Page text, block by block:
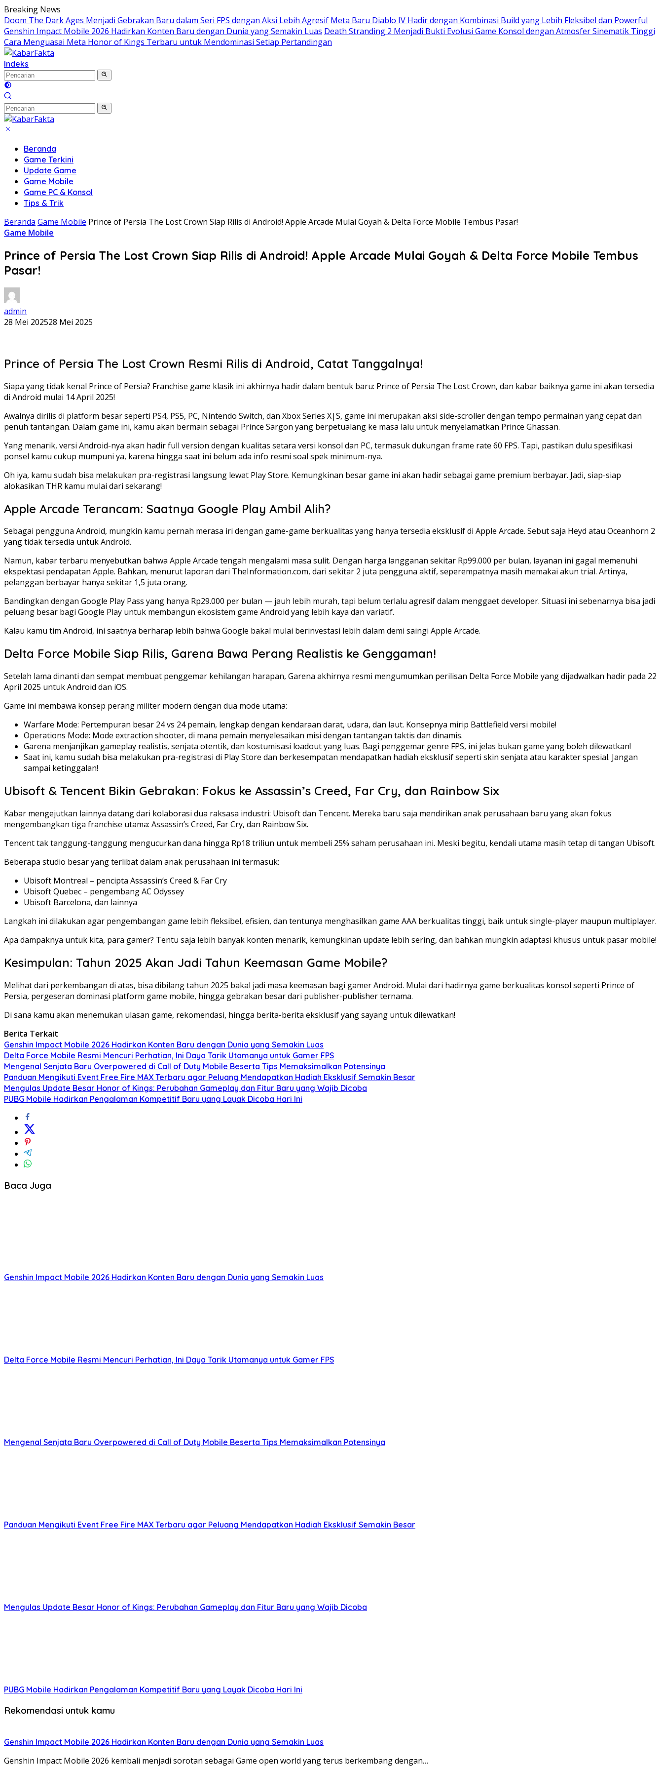
Langsung
ke
konten
Breaking News
Doom The Dark Ages Menjadi Gebrakan Baru dalam Seri FPS dengan Aksi Lebih Agresif Meta Baru Diablo IV Hadir dengan Kombinasi Build yang Lebih Fleksibel dan Powerful
Genshin Impact Mobile 2026 Hadirkan Konten Baru dengan Dunia yang Semakin Luas Death Stranding 2 Menjadi Bukti Evolusi Game Konsol dengan Atmosfer Sinematik Tinggi
Cara Menguasai Meta Honor of Kings Terbaru untuk Mendominasi Setiap Pertandingan
Indeks
Beranda
Game Terkini
Update Game
Game Mobile
Game PC & Konsol
Tips & Trik
Beranda Game Mobile Prince of Persia The Lost Crown Siap Rilis di Android! Apple Arcade Mulai Goyah & Delta Force Mobile Tembus Pasar!
Game Mobile
Prince of Persia The Lost Crown Siap Rilis di Android! Apple Arcade Mulai Goyah & Delta Force Mobile Tembus
Pasar!
admin
28 Mei 202528 Mei 2025
Prince of Persia The Lost Crown Resmi Rilis di Android, Catat Tanggalnya!
Siapa yang tidak kenal Prince of Persia? Franchise game klasik ini akhirnya hadir dalam bentuk baru: Prince of Persia The Lost Crown, dan kabar baiknya game ini akan tersedia
di Android mulai 14 April 2025!
Awalnya dirilis di platform besar seperti PS4, PS5, PC, Nintendo Switch, dan Xbox Series X|S, game ini merupakan aksi side-scroller dengan tempo permainan yang cepat dan
penuh tantangan. Dalam game ini, kamu akan bermain sebagai Prince Sargon yang berpetualang ke masa lalu untuk menyelamatkan Prince Ghassan.
Yang menarik, versi Android-nya akan hadir full version dengan kualitas setara versi konsol dan PC, termasuk dukungan frame rate 60 FPS. Tapi, pastikan dulu spesifikasi
ponsel kamu cukup mumpuni ya, karena hingga saat ini belum ada info resmi soal spek minimum-nya.
Oh iya, kamu sudah bisa melakukan pra-registrasi langsung lewat Play Store. Kemungkinan besar game ini akan hadir sebagai game premium berbayar. Jadi, siap-siap
alokasikan THR kamu mulai dari sekarang!
Apple Arcade Terancam: Saatnya Google Play Ambil Alih?
Sebagai pengguna Android, mungkin kamu pernah merasa iri dengan game-game berkualitas yang hanya tersedia eksklusif di Apple Arcade. Sebut saja Heyd atau Oceanhorn 2
yang tidak tersedia untuk Android.
Namun, kabar terbaru menyebutkan bahwa Apple Arcade tengah mengalami masa sulit. Dengan harga langganan sekitar Rp99.000 per bulan, layanan ini gagal memenuhi
ekspektasi pendapatan Apple. Bahkan, menurut laporan dari TheInformation.com, dari sekitar 2 juta pengguna aktif, seperempatnya masih memakai akun trial. Artinya,
pelanggan berbayar hanya sekitar 1,5 juta orang.
Bandingkan dengan Google Play Pass yang hanya Rp29.000 per bulan — jauh lebih murah, tapi belum terlalu agresif dalam menggaet developer. Situasi ini sebenarnya bisa jadi
peluang besar bagi Google Play untuk membangun ekosistem game Android yang lebih kaya dan variatif.
Kalau kamu tim Android, ini saatnya berharap lebih bahwa Google bakal mulai berinvestasi lebih dalam demi saingi Apple Arcade.
Delta Force Mobile Siap Rilis, Garena Bawa Perang Realistis ke Genggaman!
Setelah lama dinanti dan sempat membuat penggemar kehilangan harapan, Garena akhirnya resmi mengumumkan perilisan Delta Force Mobile yang dijadwalkan hadir pada 22
April 2025 untuk Android dan iOS.
Game ini membawa konsep perang militer modern dengan dua mode utama:
Warfare Mode: Pertempuran besar 24 vs 24 pemain, lengkap dengan kendaraan darat, udara, dan laut. Konsepnya mirip Battlefield versi mobile!
Operations Mode: Mode extraction shooter, di mana pemain menyelesaikan misi dengan tantangan taktis dan dinamis.
Garena menjanjikan gameplay realistis, senjata otentik, dan kostumisasi loadout yang luas. Bagi penggemar genre FPS, ini jelas bukan game yang boleh dilewatkan!
Saat ini, kamu sudah bisa melakukan pra-registrasi di Play Store dan berkesempatan mendapatkan hadiah eksklusif seperti skin senjata atau karakter spesial. Jangan
sampai ketinggalan!
Ubisoft & Tencent Bikin Gebrakan: Fokus ke Assassin’s Creed, Far Cry, dan Rainbow Six
Kabar mengejutkan lainnya datang dari kolaborasi dua raksasa industri: Ubisoft dan Tencent. Mereka baru saja mendirikan anak perusahaan baru yang akan fokus
mengembangkan tiga franchise utama: Assassin’s Creed, Far Cry, dan Rainbow Six.
Tencent tak tanggung-tanggung mengucurkan dana hingga Rp18 triliun untuk membeli 25% saham perusahaan ini. Meski begitu, kendali utama masih tetap di tangan Ubisoft.
Beberapa studio besar yang terlibat dalam anak perusahaan ini termasuk:
Ubisoft Montreal – pencipta Assassin’s Creed & Far Cry
Ubisoft Quebec – pengembang AC Odyssey
Ubisoft Barcelona, dan lainnya
Langkah ini dilakukan agar pengembangan game lebih fleksibel, efisien, dan tentunya menghasilkan game AAA berkualitas tinggi, baik untuk single-player maupun multiplayer.
Apa dampaknya untuk kita, para gamer? Tentu saja lebih banyak konten menarik, kemungkinan update lebih sering, dan bahkan mungkin adaptasi khusus untuk pasar mobile!
Kesimpulan: Tahun 2025 Akan Jadi Tahun Keemasan Game Mobile?
Melihat dari perkembangan di atas, bisa dibilang tahun 2025 bakal jadi masa keemasan bagi gamer Android. Mulai dari hadirnya game berkualitas konsol seperti Prince of
Persia, pergeseran dominasi platform game mobile, hingga gebrakan besar dari publisher-publisher ternama.
Di sana kamu akan menemukan ulasan game, rekomendasi, hingga berita-berita eksklusif yang sayang untuk dilewatkan!
Berita Terkait
Genshin Impact Mobile 2026 Hadirkan Konten Baru dengan Dunia yang Semakin Luas
Delta Force Mobile Resmi Mencuri Perhatian, Ini Daya Tarik Utamanya untuk Gamer FPS
Mengenal Senjata Baru Overpowered di Call of Duty Mobile Beserta Tips Memaksimalkan Potensinya
Panduan Mengikuti Event Free Fire MAX Terbaru agar Peluang Mendapatkan Hadiah Eksklusif Semakin Besar
Mengulas Update Besar Honor of Kings: Perubahan Gameplay dan Fitur Baru yang Wajib Dicoba
PUBG Mobile Hadirkan Pengalaman Kompetitif Baru yang Layak Dicoba Hari Ini
Baca Juga
Genshin Impact Mobile 2026 Hadirkan Konten Baru dengan Dunia yang Semakin Luas
Delta Force Mobile Resmi Mencuri Perhatian, Ini Daya Tarik Utamanya untuk Gamer FPS
Mengenal Senjata Baru Overpowered di Call of Duty Mobile Beserta Tips Memaksimalkan Potensinya
Panduan Mengikuti Event Free Fire MAX Terbaru agar Peluang Mendapatkan Hadiah Eksklusif Semakin Besar
Mengulas Update Besar Honor of Kings: Perubahan Gameplay dan Fitur Baru yang Wajib Dicoba
PUBG Mobile Hadirkan Pengalaman Kompetitif Baru yang Layak Dicoba Hari Ini
Rekomendasi untuk kamu
Genshin Impact Mobile 2026 Hadirkan Konten Baru dengan Dunia yang Semakin Luas
Genshin Impact Mobile 2026 kembali menjadi sorotan sebagai Game open world yang terus berkembang dengan…